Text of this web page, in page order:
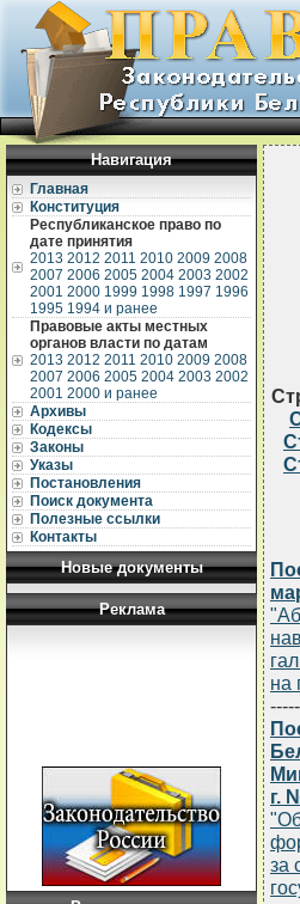
Навигация
Главная
Конституция
Республиканское право по
дате принятия
2013 2012 2011 2010 2009 2008
2007 2006 2005 2004 2003 2002
2001 2000 1999 1998 1997 1996
1995 1994 и ранее
Правовые акты местных
органов власти по датам
2013 2012 2011 2010 2009 2008
2007 2006 2005 2004 2003 2002
2001 2000 и ранее
Архивы
Кодексы
Законы
Указы
Постановления
Поиск документа
Полезные ссылки
Контакты
Новые документы
Реклама
на
-----
г.
за